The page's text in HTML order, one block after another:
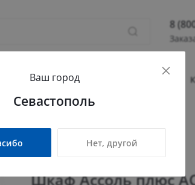
8
Детская
Шкаф Ассоль плюс
Ваш город
Севастополь
Нет, другой